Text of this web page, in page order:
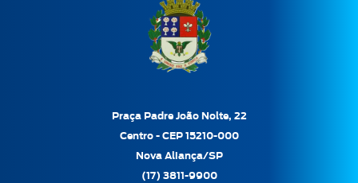
Praça Padre João Nolte, 22
Centro - CEP 15210-000
Nova Aliança/SP
(17) 3811-9900